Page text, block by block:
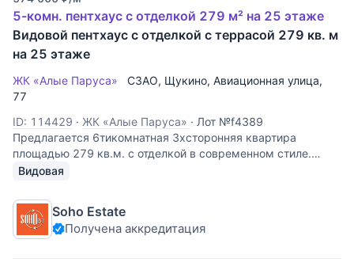
5-комн. пентхаус с отделкой 279 м² на 25 этаже
Видовой пентхаус с отделкой с террасой 279 кв. м
на 25 этаже
ЖК «Алые Паруса» СЗАО, Щукино, Авиационная улица,
77
ID: 114429 · ЖК «Алые Паруса» · Лот №f4389
Предлагается 6тикомнатная 3хсторонняя квартира
площадью 279 кв.м. с отделкой в современном стиле.
Планировка: гостиная-столовая 70 кв. м, 3 спальни,
Общая площадь 194 кв. м + Терраса 85
Видовая
Soho Estate
Получена аккредитация